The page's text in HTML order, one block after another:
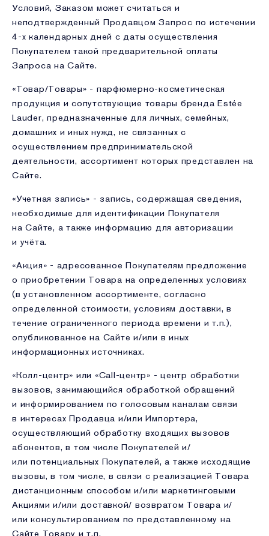
Условий, Заказом может считаться и
неподтвержденный Продавцом Запрос по истечении
4-х календарных дней с даты осуществления
Покупателем такой предварительной оплаты
Запроса на Сайте.
«Товар/Товары» - парфюмерно-косметическая
продукция и сопутствующие товары бренда Estée
Lauder, предназначенные для личных, семейных,
домашних и иных нужд, не связанных с
осуществлением предпринима­тельской
деятельности, ассортимент которых представлен на
Сайте.
«Учетная запись» - запись, содержащая сведения,
необходимые для идентификации Покупателя
на Сайте, а также информацию для авторизации
и учёта.
«Акция» - адресованное Покупателям предложение
о приобретении Товара на определенных условиях
(в установленном ассортименте, согласно
определенной стоимости, условиям доставки, в
течение ограниченного периода времени и т.п.),
опубликованное на Сайте и/или в иных
информационных источниках.
«Колл-центр» или «Call-центр» - центр обработки
вызовов, занимающийся обработкой обращений
и информированием по голосовым каналам связи
в интересах Продавца и/или Импортера,
осуществляющий обработку входящих вызовов
абонентов, в том числе Покупателей и/
или потенциальных Покупателей, а также исходящие
вызовы, в том числе, в связи с реализацией Товара
дистанционным способом и/или маркетинговыми
Акциями и/или доставкой/ возвратом Товара и/
или консультированием по представленному на
Сайте Товару и т.п.